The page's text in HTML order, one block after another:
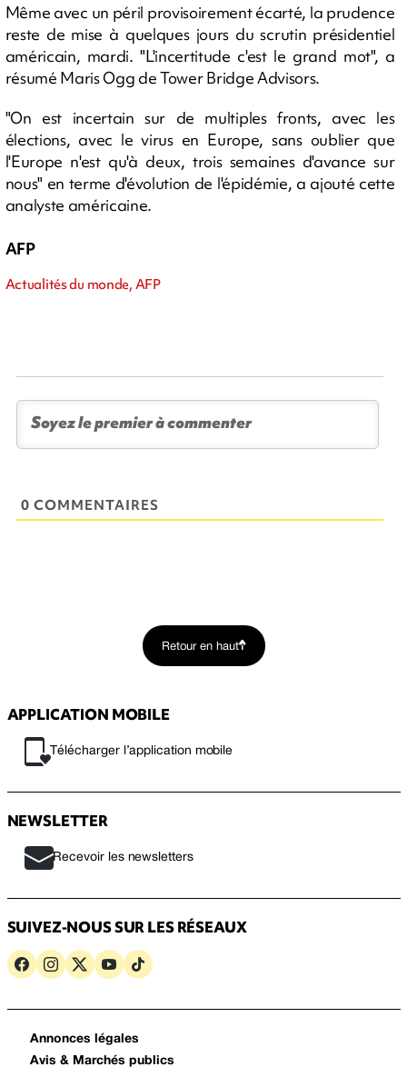
Même avec un péril provisoirement écarté, la prudence
reste de mise à quelques jours du scrutin présidentiel
américain, mardi. "L'incertitude c'est le grand mot", a
résumé Maris Ogg de Tower Bridge Advisors.
"On est incertain sur de multiples fronts, avec les
élections, avec le virus en Europe, sans oublier que
l'Europe n'est qu'à deux, trois semaines d'avance sur
nous" en terme d'évolution de l'épidémie, a ajouté cette
analyste américaine.
AFP
Actualités du monde, AFP
0 COMMENTAIRES
Retour en haut
APPLICATION MOBILE
Télécharger l’application mobile
NEWSLETTER
Recevoir les newsletters
SUIVEZ-NOUS SUR LES RÉSEAUX
Annonces légales
Avis & Marchés publics